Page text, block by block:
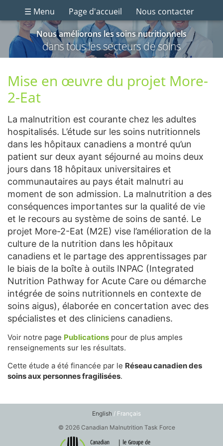
☰ Menu Page d'accueil Nous contacter
Nous améliorons les soins nutritionnels
dans tous les secteurs de soins
Mise en œuvre du projet More-
2-Eat
La malnutrition est courante chez les adultes
hospitalisés. L’étude sur les soins nutritionnels
dans les hôpitaux canadiens a montré qu’un
patient sur deux ayant séjourné au moins deux
jours dans 18 hôpitaux universitaires et
communautaires au pays était malnutri au
moment de son admission. La malnutrition a des
conséquences importantes sur la qualité de vie
et le recours au système de soins de santé. Le
projet More-2-Eat (M2E) vise l’amélioration de la
culture de la nutrition dans les hôpitaux
canadiens et le partage des apprentissages par
le biais de la boîte à outils INPAC (Integrated
Nutrition Pathway for Acute Care ou démarche
intégrée de soins nutritionnels en contexte de
soins aigus), élaborée en concertation avec des
spécialistes et des cliniciens canadiens.
Voir notre page Publications pour de plus amples
renseignements sur les résultats.
Cette étude a été financée par le Réseau canadien des
soins aux personnes fragilisées.
English / Français
© 2026 Canadian Malnutrition Task Force